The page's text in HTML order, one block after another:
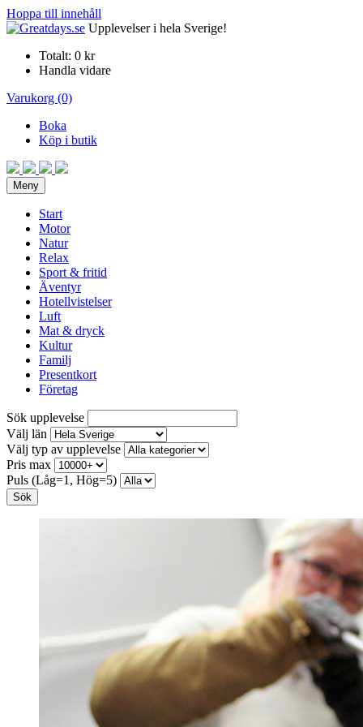
Hoppa till innehåll
Upplevelser i hela Sverige!
Totalt: 0 kr
Handla vidare
Varukorg (0)
Boka
Köp i butik
Meny
Start
Motor
Natur
Relax
Sport & fritid
Äventyr
Hotellvistelser
Luft
Mat & dryck
Kultur
Familj
Presentkort
Företag
Sök upplevelse
Välj län
Välj typ av upplevelse
Pris max
Puls (Låg=1, Hög=5)